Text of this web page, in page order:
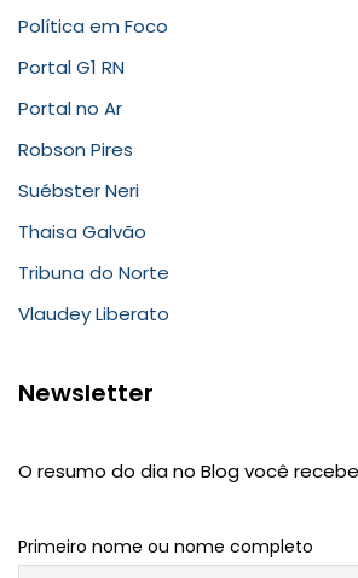
Política em Foco
Portal G1 RN
Portal no Ar
Robson Pires
Suébster Neri
Thaisa Galvão
Tribuna do Norte
Vlaudey Liberato
Newsletter
O resumo do dia no Blog você
Primeiro nome ou nome completo